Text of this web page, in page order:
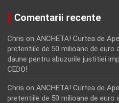
Comentarii recente
Chris on ANCHETA! Curtea de
pretentiile de 50 milioane de euro
daune pentru abuzurile justitiei
CEDO!
Chris on ANCHETA! Curtea de
pretentiile de 50 milioane de euro